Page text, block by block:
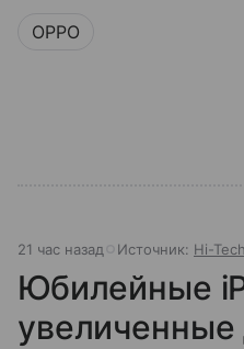
OPPO
21 час назад Источник: Hi-
Юбилейные
увеличенные